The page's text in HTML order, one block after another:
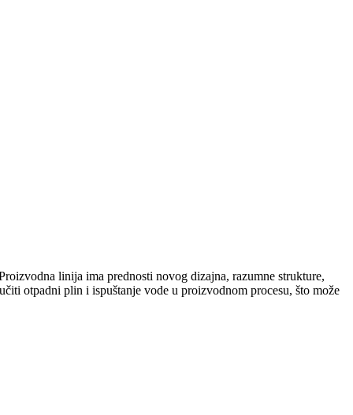
linija ima prednosti novog dizajna, razumne strukture,
otpadni plin i ispuštanje vode u proizvodnom procesu, što može